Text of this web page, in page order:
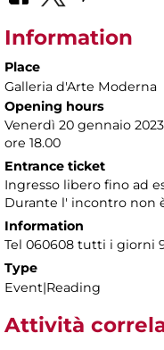
Information
Place
Galleria d'Arte Moderna
Opening hours
Venerdì 20 gennaio 2023
ore 18.00
Entrance ticket
Ingresso libero fino ad
Durante l' incontro non
Information
Tel 060608 tutti i giorni
Type
Event|Reading
Attività